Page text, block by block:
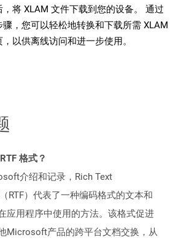
，将 XLAM 文件下载到您的设备。 通过
骤，您可以轻松地转换和下载所需 XLAM
以供离线访问和进一步使用。
格式？
介绍和记录，Rich Text
RTF）代表了一种编码格式的文本和
应用程序中使用的方法。该格式促进
Microsoft产品的跨平台文档交换，从